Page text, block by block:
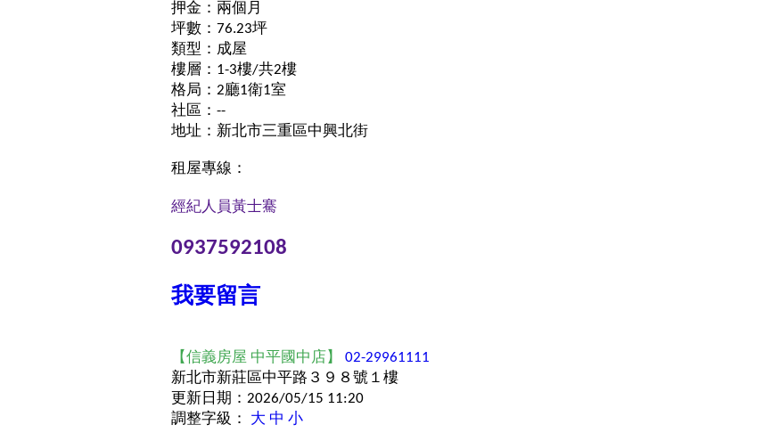
押金：兩個月
坪數：76.23坪
類型：成屋
樓層：1-3樓/共2樓
格局：2廳1衛1室
社區：--
地址：新北市三重區中興北街
租屋專線：
經紀人員黃士騫
0937592108
我要留言
【信義房屋 中平國中店】 02-29961111
新北市新莊區中平路３９８號１樓
更新日期：2026/05/15 11:20
調整字級：
大 中 小